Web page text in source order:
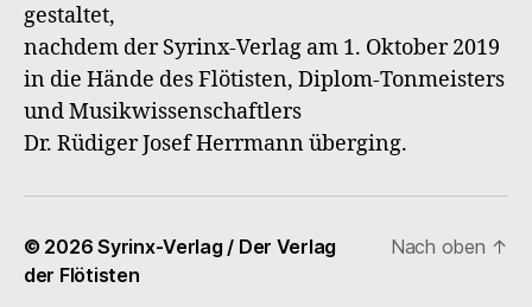
gestaltet,
nachdem der Syrinx-Verlag am 1. Oktober 2019
in die Hände des Flötisten, Diplom-Tonmeisters
und Musikwissenschaftlers
Dr. Rüdiger Josef Herrmann überging.
© 2026Syrinx-Verlag / Der Verlag
der Flötisten
Nach oben ↑